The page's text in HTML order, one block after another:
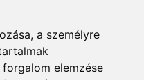
a személyre
elemzése